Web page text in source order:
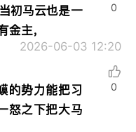
初马云也是一
金主，
2026-06-03 12:20
0
的势力能把习
怒之下把大马
0